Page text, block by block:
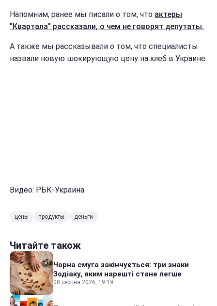
Напомним, ранее мы писали о том, что актеры
"Квартала" рассказали, о чем не говорят депутаты.
А также мы рассказывали о том, что специалисты
назвали новую шокирующую цену на хлеб в Украине.
Видео: РБК-Украина
цены продукты деньги
Читайте також
Чорна смуга закінчується: три знаки
Зодіаку, яким нарешті стане легше
08 серпня 2026, 19:19